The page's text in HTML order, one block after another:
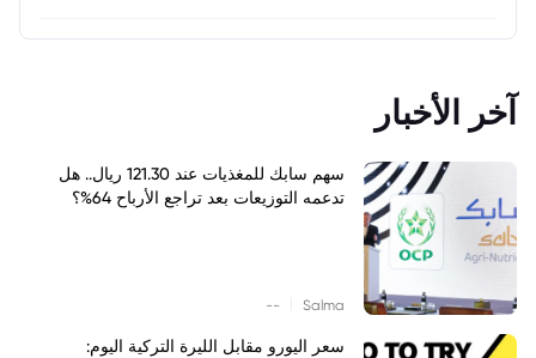
آخر الأخبار
سهم سابك للمغذيات عند 121.30 ريال.. هل
تدعمه التوزيعات بعد تراجع الأرباح 64%؟
Salma
--
سعر اليورو مقابل الليرة التركية اليوم: